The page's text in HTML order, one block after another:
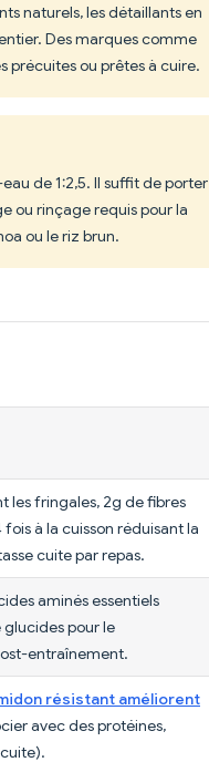
naturels, les détaillants en
Des marques comme
précuites ou prêtes à cuire.
de 1:2,5. Il suffit de porter
ou rinçage requis pour la
ou le riz brun.
les fringales, 2g de fibres
à la cuisson réduisant la
cuite par repas.
aminés essentiels
pour le
entraînement.
résistant améliorent
avec des protéines,